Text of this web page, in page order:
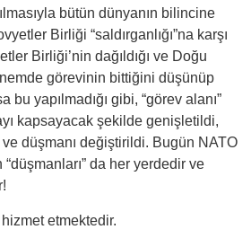
bütün dünyanın bilincine
Birliği “saldırganlığı”na karşı
Birliği’nin dağıldığı ve Doğu
görevinin bittiğini düşünüp
yapılmadığı gibi, “görev alanı”
kapsayacak şekilde genişletildi,
ve düşmanı değiştirildi. Bugün NATO
da her yerdedir ve
etmektedir.